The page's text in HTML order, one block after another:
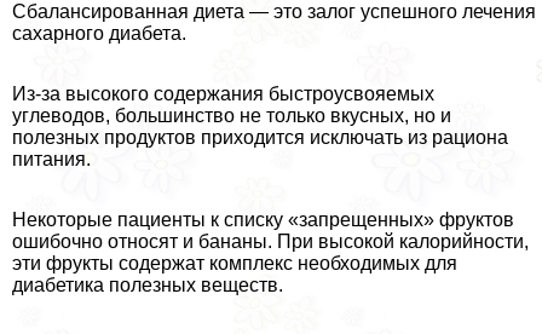
Сбалансированная диета — это залог успешного лечения
сахарного диабета.
Из-за высокого содержания быстроусвояемых
углеводов, большинство не только вкусных, но и
полезных продуктов приходится исключать из рациона
питания.
Некоторые пациенты к списку «запрещенных» фруктов
ошибочно относят и бананы. При высокой калорийности,
эти фрукты содержат комплекс необходимых для
диабетика полезных веществ.